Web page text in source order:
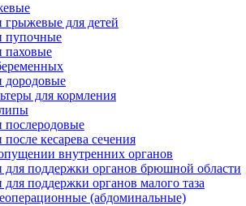
грыжевые для детей
пупочные
паховые
дородовые
для кормления
послеродовые
кесарева сечения
внутренних органов
для поддержки органов брюшной области
поддержки органов малого таза
(абдоминальные)